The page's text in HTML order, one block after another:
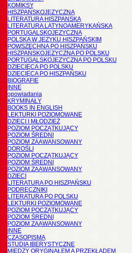
KOMIKSY
HISZPAŃSKOJĘZYCZNA
LITERATURA HISZPANSKA
LITERATURA LATYNOAMERYKAŃSKA
PORTUGALSKOJĘZYCZNA
POLSKA W JĘZYKU HISZPAŃSKIM
POWSZECHNA PO HISZPAŃSKU
HISZPAŃSKOJĘZYCZNA PO POLSKU
PORTUGALSKOJĘZYCZNA PO POLSKU
DZIECIĘCA PO POLSKU
DZIECIĘCA PO HISZPAŃSKU
BIOGRAFIE
INNE
opowiadania
KRYMINAŁY
BOOKS IN ENGLISH
LEKTURKI POZIOMOWANE
DZIECI I MŁODZIEŻ
POZIOM POCZĄTKUJĄCY
POZIOM ŚREDNI
POZIOM ZAAWANSOWANY
DOROŚLI
POZIOM POCZĄTKUJĄCY
POZIOM ŚREDNI
POZIOM ZAAWANSOWANY
DZIECI
LITERATURA PO HISZPAŃSKU
PODRĘCZNIKI
LITERATURA PO POLSKU
LEKTURKI POZIOMOWANE
POZIOM POCZĄTKUJĄCY
POZIOM ŚREDNI
POZIOM ZAAWANSOWANY
INNE
CZASOPISMA
STUDIA IBERYSTYCZNE
MIĘDZY ORYGINAŁEM A PRZEKŁADEM